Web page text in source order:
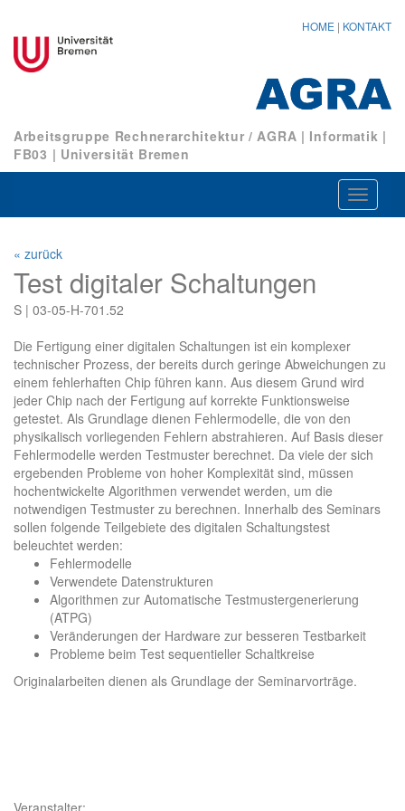
HOME | KONTAKT
Arbeitsgruppe Rechnerarchitektur / AGRA | Informatik |
FB03 | Universität Bremen
ein-/
« zurück
Test digitaler Schaltungen
S | 03-05-H-701.52
Die Fertigung einer digitalen Schaltungen ist ein komplexer
technischer Prozess, der bereits durch geringe Abweichungen zu
einem fehlerhaften Chip führen kann. Aus diesem Grund wird
jeder Chip nach der Fertigung auf korrekte Funktionsweise
getestet. Als Grundlage dienen Fehlermodelle, die von den
physikalisch vorliegenden Fehlern abstrahieren. Auf Basis dieser
Fehlermodelle werden Testmuster berechnet. Da viele der sich
ergebenden Probleme von hoher Komplexität sind, müssen
hochentwickelte Algorithmen verwendet werden, um die
notwendigen Testmuster zu berechnen. Innerhalb des Seminars
sollen folgende Teilgebiete des digitalen Schaltungstest
beleuchtet werden:
Fehlermodelle
Verwendete Datenstrukturen
Algorithmen zur Automatische Testmustergenerierung
(ATPG)
Veränderungen der Hardware zur besseren Testbarkeit
Probleme beim Test sequentieller Schaltkreise
Originalarbeiten dienen als Grundlage der Seminarvorträge.
Veranstalter: